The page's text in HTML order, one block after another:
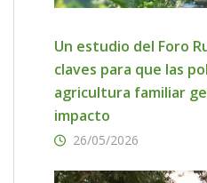
Un estudio del Foro
claves para que las
agricultura familiar
impacto
26/05/2026